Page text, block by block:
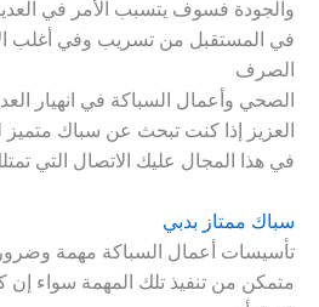
والجودة فسوف يتسبب الأمر في
في المستقبل من تسريب وفي أغلب
الصرف
الصحي وأعمال السباكة في انهيار
العزيز إذا كنت تبحث عن سباك متميز
في هذا المجال عليك الاتصال التي
سباك ممتاز بدبي
تأسيسات أعمال السباكة مهمة
متمكن من تنفيذ تلك المهمة سواء إن